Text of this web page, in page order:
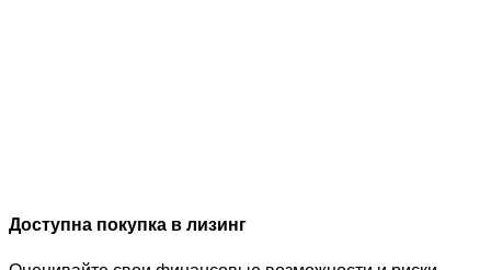
Доступна покупка в лизинг